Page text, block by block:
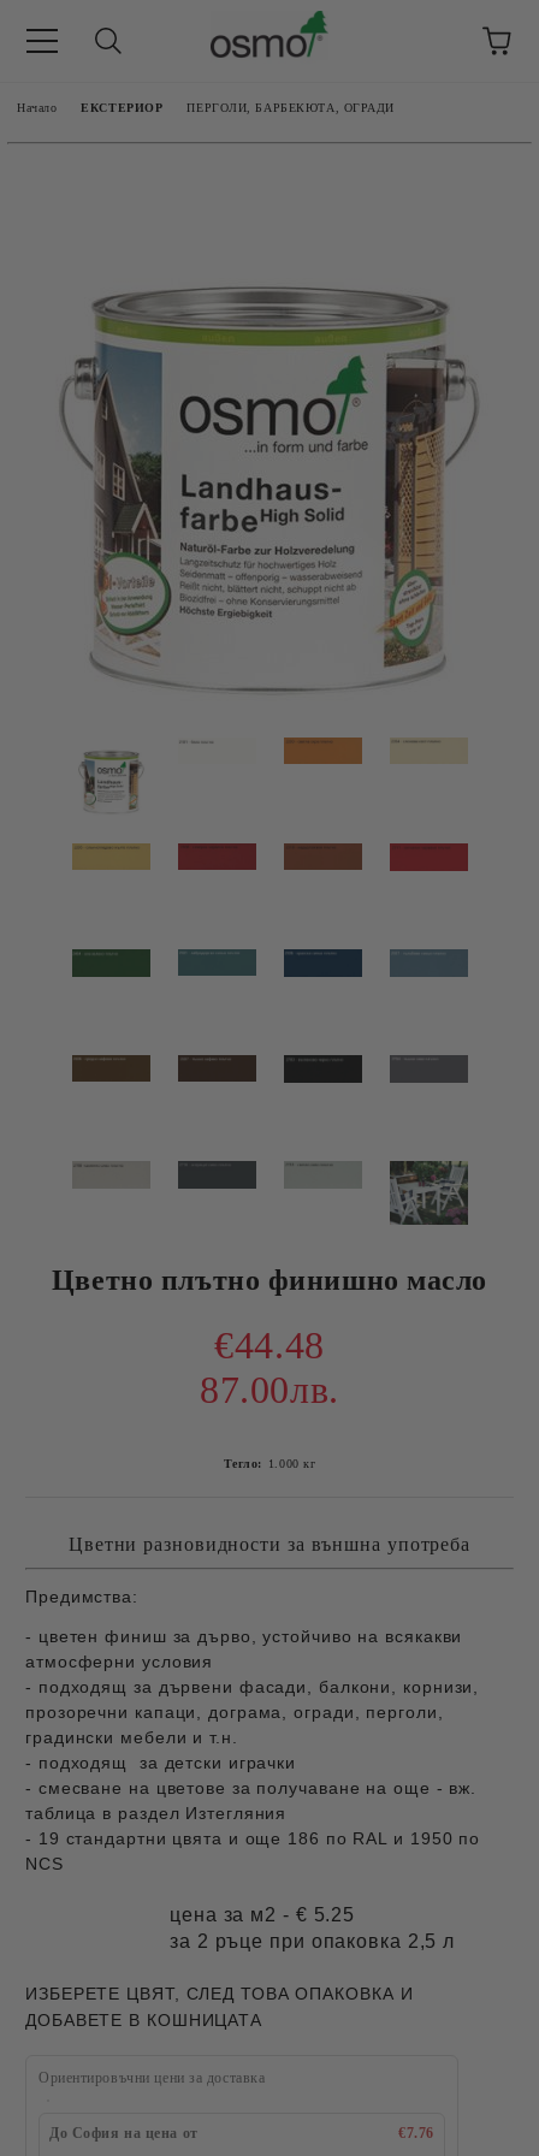
Начало ЕКСТЕРИОР ПЕРГОЛИ, БАРБЕКЮТА, ОГРАДИ
Цветно плътно финишно масло
€44.48
87.00лв.
Тегло: 1.000 кг
Цветни разновидности за външна употреба
Предимства:
- цветен финиш за дърво, устойчиво на всякакви
атмосферни условия
- подходящ за дървени фасади, балкони, корнизи,
прозоречни капаци, дограма, огради, перголи,
градински мебели и т.н.
- подходящ за детски играчки
- смесване на цветове за получаване на още - вж.
таблица в раздел Изтегляния
- 19 стандартни цвята и още 186 по RAL и 1950 по
NCS
цена за м2 - € 5.25
за 2 ръце при опаковка 2,5 л
ИЗБЕРЕТЕ ЦВЯТ, СЛЕД ТОВА ОПАКОВКА И
ДОБАВЕТЕ В КОШНИЦАТА
Ориентировъчни цени за доставка
До София на цена от €7.76